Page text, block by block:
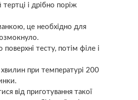
і дрібно поріж
це необхідно для
тесту, потім філе і
при температурі 200
від приготування такої